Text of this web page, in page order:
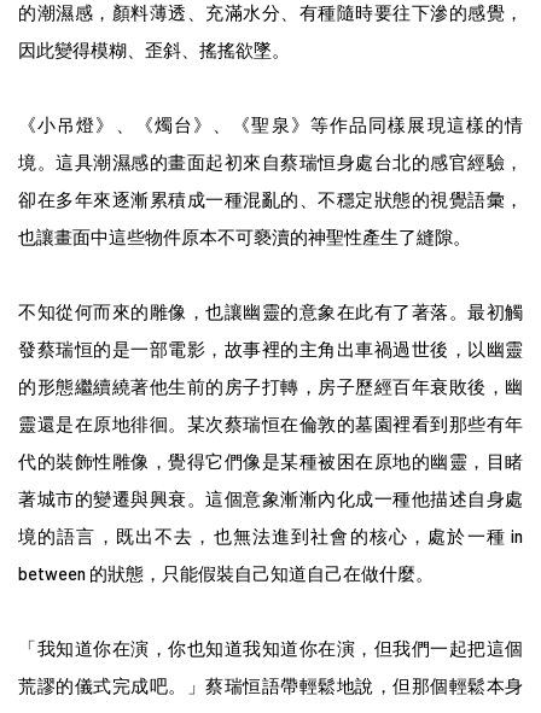
的潮濕感，顏料薄透、充滿⽔分、有種隨時要往下滲的感覺，
因此變得模糊、歪斜、搖搖欲墜。
《⼩吊燈》、《燭台》、《聖泉》等作品同樣展現這樣的情
境。這具潮濕感的畫⾯起初來⾃蔡瑞恒⾝處台北的感官經驗，
卻在多年來逐漸累積成⼀種混亂的、不穩定狀態的視覺語彙，
也讓畫⾯中這些物件原本不可褻瀆的神聖性產⽣了縫隙。
不知從何⽽來的雕像，也讓幽靈的意象在此有了著落。最初觸
發蔡瑞恒的是⼀部電影，故事裡的主⾓出⾞禍過世後，以幽靈
的形態繼續繞著他⽣前的房⼦打轉，房⼦歷經百年衰敗後，幽
靈還是在原地徘徊。某次蔡瑞恒在倫敦的墓園裡看到那些有年
代的裝飾性雕像，覺得它們像是某種被困在原地的幽靈，⽬睹
著城市的變遷與興衰。這個意象漸漸內化成⼀種他描述⾃⾝處
境的語⾔，既出不去，也無法進到社會的核⼼，處於⼀種 in
between 的狀態，只能假裝⾃⼰知道⾃⼰在做什麼。
「我知道你在演，你也知道我知道你在演，但我們⼀起把這個
荒謬的儀式完成吧。」蔡瑞恒語帶輕鬆地說，但那個輕鬆本⾝